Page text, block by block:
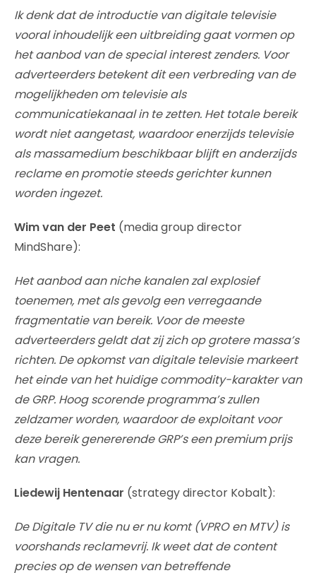
Ik denk dat de introductie van digitale televisie
vooral inhoudelijk een uitbreiding gaat vormen op
het aanbod van de special interest zenders. Voor
adverteerders betekent dit een verbreding van de
mogelijkheden om televisie als
communicatiekanaal in te zetten. Het totale bereik
wordt niet aangetast, waardoor enerzijds televisie
als massamedium beschikbaar blijft en anderzijds
reclame en promotie steeds gerichter kunnen
worden ingezet.
Wim van der Peet (media group director
MindShare):
Het aanbod aan niche kanalen zal explosief
toenemen, met als gevolg een verregaande
fragmentatie van bereik. Voor de meeste
adverteerders geldt dat zij zich op grotere massa’s
richten. De opkomst van digitale televisie markeert
het einde van het huidige commodity-karakter van
de GRP. Hoog scorende programma’s zullen
zeldzamer worden, waardoor de exploitant voor
deze bereik genererende GRP’s een premium prijs
kan vragen.
Liedewij Hentenaar (strategy director Kobalt):
De Digitale TV die nu er nu komt (VPRO en MTV) is
voorshands reclamevrij. Ik weet dat de content
precies op de wensen van betreffende